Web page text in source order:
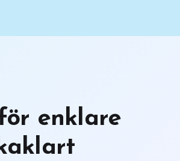
enklare